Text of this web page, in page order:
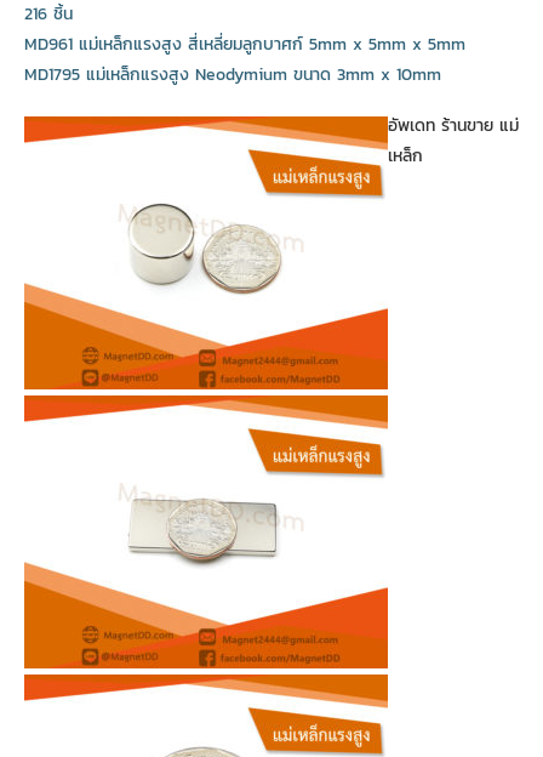
216 ชิ้น
MD961 แม่เหล็กแรงสูง สี่เหลี่ยมลูกบาศก์ 5mm x 5mm x 5mm
MD1795 แม่เหล็กแรงสูง Neodymium ขนาด 3mm x 10mm
อัพเดท ร้านขาย แม่
เหล็ก